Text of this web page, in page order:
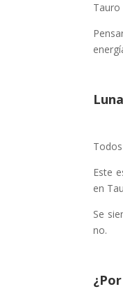
Tauro
Este
en
Se
no.